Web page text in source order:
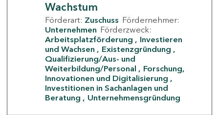
Wachstum
Förderart: Zuschuss Fördernehmer:
Unternehmen Förderzweck:
Arbeitsplatzförderung
Investieren
und Wachsen
Existenzgründung
Qualifizierung/Aus- und
Weiterbildung/Personal
Forschung,
Innovationen und Digitalisierung
Investitionen in Sachanlagen und
Beratung
Unternehmensgründung